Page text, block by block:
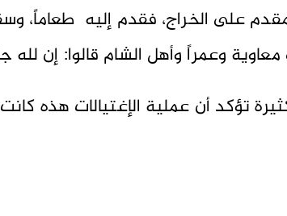
مقدم على الخراج، فقدم إليه طعاماً،
معاوية وعمراً وأهل الشام قالوا: إن
تؤكد أن عملية الإغتيالات هذه